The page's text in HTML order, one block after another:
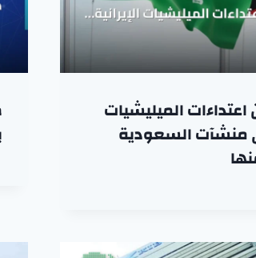
الميليشيات
منشآت السعودية